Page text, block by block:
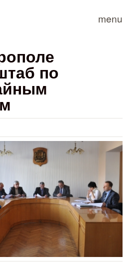
menu
по